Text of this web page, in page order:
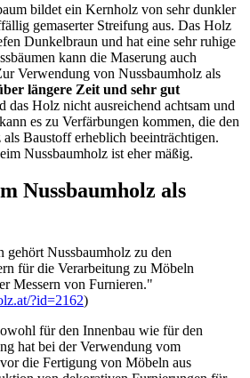
bildet ein Kernholz von sehr dunkler
gemaserter Streifung aus. Das Holz
Dunkelbraun und hat eine sehr ruhige
kann die Maserung auch
Verwendung von Nussbaumholz als
längere Zeit und sehr gut
das Holz nicht ausreichend achtsam und
es zu Verfärbungen kommen, die den
Baustoff erheblich beeinträchtigen.
Nussbaumholz ist eher mäßig.
Nussbaumholz als
gehört Nussbaumholz zu den
für die Verarbeitung zu Möbeln
Messern von Furnieren."
?id=2162)
für den Innenbau wie für den
hat bei der Verwendung vom
die Fertigung von Möbeln aus